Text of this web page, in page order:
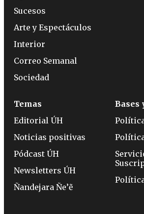
Sucesos
Arte y Espectáculos
Interior
Correo Semanal
Sociedad
Temas
Editorial ÚH
Noticias positivas
Pódcast ÚH
Newsletters ÚH
Ñandejara Ñe’ẽ
Bases